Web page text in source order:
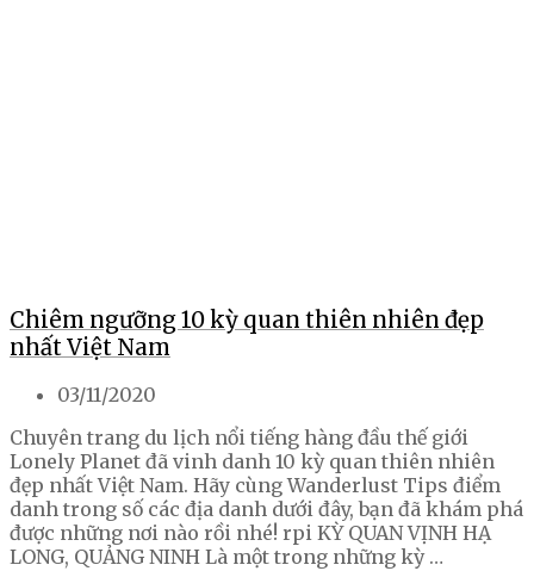
Chiêm ngưỡng 10 kỳ quan thiên nhiên đẹp
nhất Việt Nam
03/11/2020
Chuyên trang du lịch nổi tiếng hàng đầu thế giới
Lonely Planet đã vinh danh 10 kỳ quan thiên nhiên
đẹp nhất Việt Nam. Hãy cùng Wanderlust Tips điểm
danh trong số các địa danh dưới đây, bạn đã khám phá
được những nơi nào rồi nhé! rpi KỲ QUAN VỊNH HẠ
LONG, QUẢNG NINH Là một trong những kỳ …